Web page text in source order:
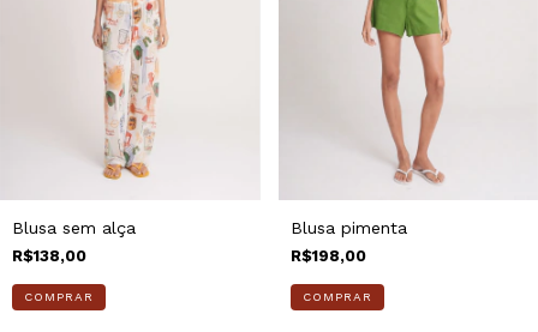
Blusa sem alça
R$138,00
COMPRAR
Blusa pimenta
R$198,00
COMPRAR